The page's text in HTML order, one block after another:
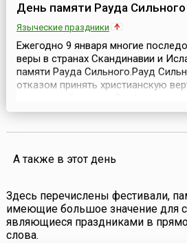
День памяти Рауда Сильного
Языческие праздники
Ежегодно 9 января многие
веры в странах Скандинавии и
памяти Рауда Сильного.Рауд
отказом принять христианскую
политических целях.Рауд был
А также в этот день
Здесь перечислены фестивали,
имеющие большое значение для
являющиеся праздниками в
слова.